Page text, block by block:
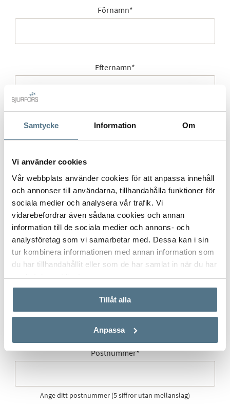
Samtycke Information Om
Vi använder cookies
Vår webbplats använder cookies för att anpassa innehåll
och annonser till användarna, tillhandahålla funktioner för
sociala medier och analysera vår trafik. Vi
vidarebefordrar även sådana cookies och annan
information till de sociala medier och annons- och
analysföretag som vi samarbetar med. Dessa kan i sin
tur kombinera informationen med annan information som
du har tillhandahållit eller som de har samlat in när du har
använt deras tjänster.
Tillåt alla
Anpassa
Förnamn*
Efternamn*
Mobilnummer
E-post*
Gatuadress (Välj adress)*
Postort*
Postnummer*
Ange ditt postnummer (5 siffror utan mellanslag)